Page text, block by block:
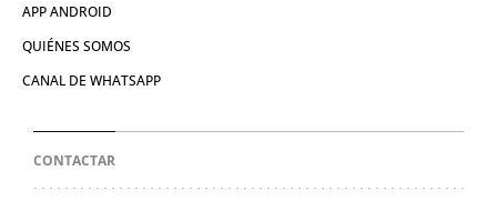
APP ANDROID
QUIÉNES SOMOS
CANAL DE WHATSAPP
CONTACTAR